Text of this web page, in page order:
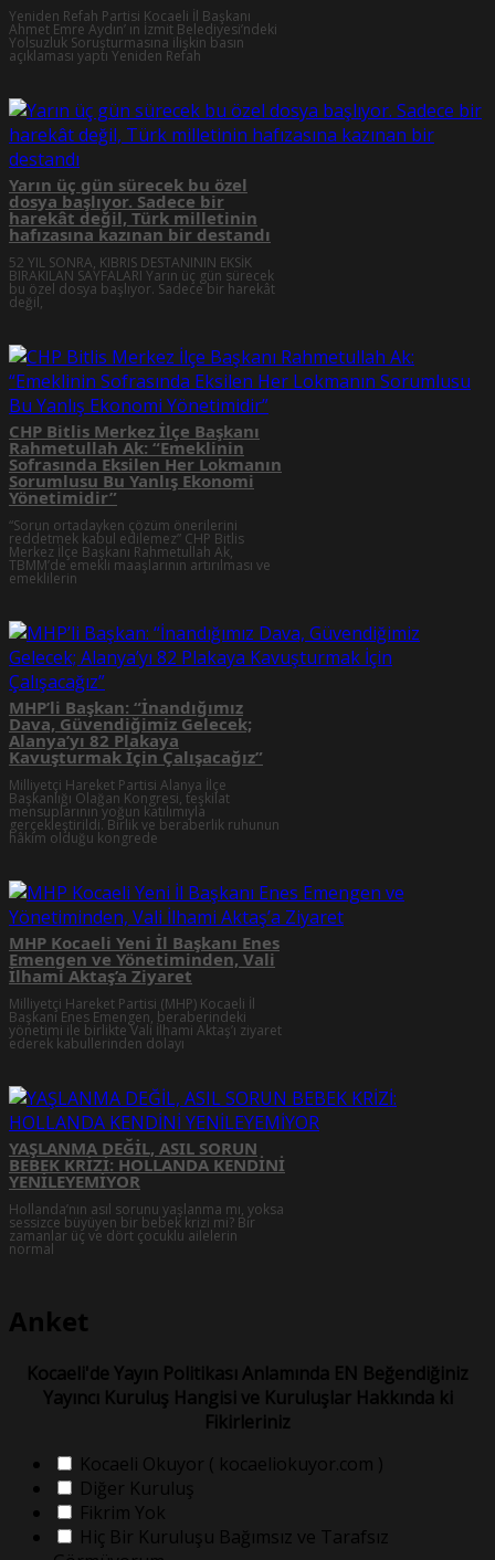
Yeniden Refah Partisi Kocaeli İl Başkanı
Ahmet Emre Aydın’ ın İzmit Belediyesi’ndeki
Yolsuzluk Soruşturmasına ilişkin basın
açıklaması yaptı Yeniden Refah
Yarın üç gün sürecek bu özel
dosya başlıyor. Sadece bir
harekât değil, Türk milletinin
hafızasına kazınan bir destandı
52 YIL SONRA, KIBRIS DESTANININ EKSİK
BIRAKILAN SAYFALARI Yarın üç gün sürecek
bu özel dosya başlıyor. Sadece bir harekât
değil,
CHP Bitlis Merkez İlçe Başkanı
Rahmetullah Ak: “Emeklinin
Sofrasında Eksilen Her Lokmanın
Sorumlusu Bu Yanlış Ekonomi
Yönetimidir”
“Sorun ortadayken çözüm önerilerini
reddetmek kabul edilemez” CHP Bitlis
Merkez İlçe Başkanı Rahmetullah Ak,
TBMM’de emekli maaşlarının artırılması ve
emeklilerin
MHP’li Başkan: “İnandığımız
Dava, Güvendiğimiz Gelecek;
Alanya’yı 82 Plakaya
Kavuşturmak İçin Çalışacağız”
Milliyetçi Hareket Partisi Alanya İlçe
Başkanlığı Olağan Kongresi, teşkilat
mensuplarının yoğun katılımıyla
gerçekleştirildi. Birlik ve beraberlik ruhunun
hâkim olduğu kongrede
MHP Kocaeli Yeni İl Başkanı Enes
Emengen ve Yönetiminden, Vali
İlhami Aktaş’a Ziyaret
Milliyetçi Hareket Partisi (MHP) Kocaeli İl
Başkanı Enes Emengen, beraberindeki
yönetimi ile birlikte Vali İlhami Aktaş’ı ziyaret
ederek kabullerinden dolayı
YAŞLANMA DEĞİL, ASIL SORUN
BEBEK KRİZİ: HOLLANDA KENDİNİ
YENİLEYEMİYOR
Hollanda’nın asıl sorunu yaşlanma mı, yoksa
sessizce büyüyen bir bebek krizi mi? Bir
zamanlar üç ve dört çocuklu ailelerin
normal
Anket
Kocaeli'de Yayın Politikası Anlamında EN Beğendiğiniz
Yayıncı Kuruluş Hangisi ve Kuruluşlar Hakkında ki
Fikirleriniz
Kocaeli Okuyor ( kocaeliokuyor.com )
Diğer Kuruluş
Fikrim Yok
Hiç Bir Kuruluşu Bağımsız ve Tarafsız